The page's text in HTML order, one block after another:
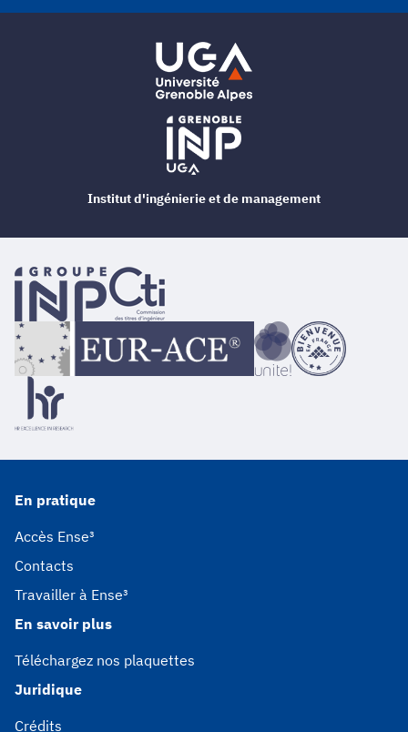
En pratique
Accès Ense³
Contacts
Travailler à Ense³
En savoir plus
Téléchargez nos plaquettes
Juridique
Crédits
Institut d'ingénierie et de management